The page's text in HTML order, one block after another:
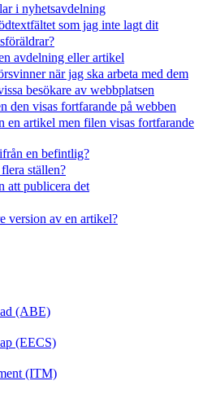
i nyhetsavdelning
som jag inte lagt dit
avdelning eller artikel
när jag ska arbeta med dem
besökare av webbplatsen
den visas fortfarande på webben
en artikel men filen visas fortfarande
en befintlig?
ställen?
att publicera det
version av en artikel?
(ABE)
(EECS)
(ITM)